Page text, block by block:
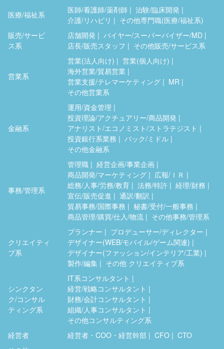
医療/福祉系
医師/看護師/薬剤師
治験/臨床開発
介護/リハビリ
その他専門職(医療/福祉系)
販売/サービ
ス系
店舗開発
バイヤー/スーパーバイザー/MD
店長/販売スタッフ
その他販売/サービス系
営業系
営業(法人向け)
営業(個人向け)
海外営業/貿易営業
営業支援/テレマーケティング
MR
その他営業系
金融系
運用/資金管理
投資理論/アクチュアリー/商品開発
アナリスト/エコノミスト/ストラテジスト
投資銀行系業務
バック/ミドル
その他金融系
事務/管理系
管理職
経営企画/事業企画
商品開発/マーケティング
広報/ＩＲ
総務/人事/労務/教育
法務/特許
経理/財務
宣伝/販売促進
通訳/翻訳
貿易事務/国際事務
秘書/受付/一般事務
商品管理/購買/仕入/物流
その他事務/管理系
クリエイティ
ブ系
プランナー
プロデューサー/ディレクター
デザイナー(WEB/モバイル/ゲーム関連)
デザイナー(ファッション/インテリア/工業)
製作/編集
その他 クリエイティブ系
シンクタン
ク/コンサル
ティング系
IT系コンサルタント
経営/戦略コンサルタント
財務/会計コンサルタント
組織/人事コンサルタント
その他コンサルティング系
経営者
経営者・COO・経営幹部 CFO
CTO